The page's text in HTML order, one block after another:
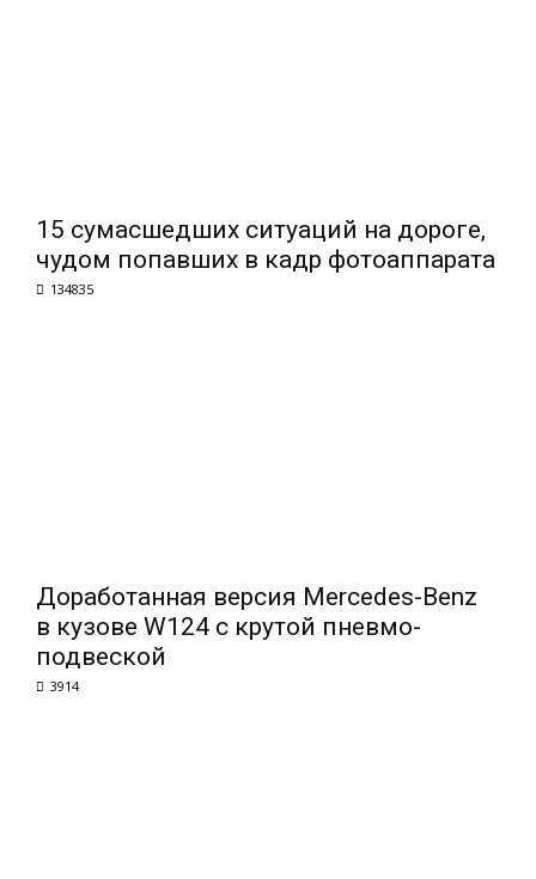
15 сумасшедших ситуаций на дороге,
чудом попавших в кадр фотоаппарата
134835
Доработанная версия Mercedes-Benz
в кузове W124 с крутой пневмо-
подвеской
3914